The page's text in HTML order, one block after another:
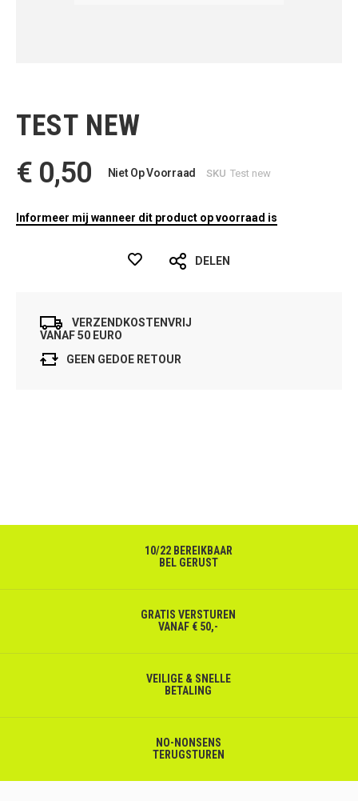
begin
van
afbeeldingen-
gallerij
TEST NEW
€ 0,50
Niet Op Voorraad SKU Test new
Informeer mij wanneer dit product op voorraad is
DELEN
VERZENDKOSTENVRIJ
VANAF 50 EURO
GEEN GEDOE RETOUR
10/22 BEREIKBAAR
BEL GERUST
GRATIS VERSTUREN
VANAF € 50,-
VEILIGE & SNELLE
BETALING
NO-NONSENS
TERUGSTUREN